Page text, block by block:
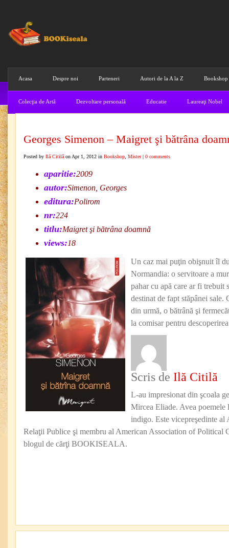
Acasa Despre noi Parteneri Autori de la A la Z Bookshop
Colecţia de Artă Dezvoltare personală Educatie Laureaţi Nobel
Georges Simenon – Maigret şi bătrâna
Posted by Ilă Citilă on Apr 1, 2012 in Bookshop Mister| 0 comments
aparitie:2009
autor:Simenon, Georges
editura:Polirom
nr:224
titlu:Maigret şi bătrâna doamnă
views:18
Un caz mai puţin obişnuit îl
Normandia: o servitoare a
pahar cu apă care ar fi trebuit
destinat de fapt stăpânei sale.
din urmă, o bătrână şi
la comisar pentru
Scris de Ilă Citilă
L-au impresionat din şcoala
Mircea Eliade. Avea
indigo. Este vicepreşedinte
Relaţii Publice şi membru al American Association of Political
blogul de cărţi BOOKISEALA.